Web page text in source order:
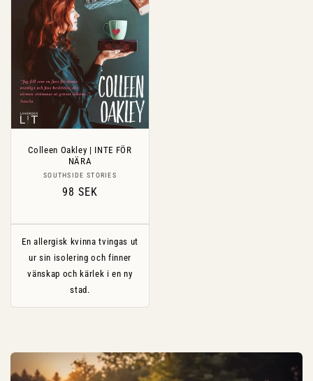
Colleen Oakley | INTE FÖR
NÄRA
Säljare:
SOUTHSIDE STORIES
Ordinarie
98 SEK
En allergisk kvinna tvingas ut
ur sin isolering och finner
vänskap och kärlek i en ny
stad.